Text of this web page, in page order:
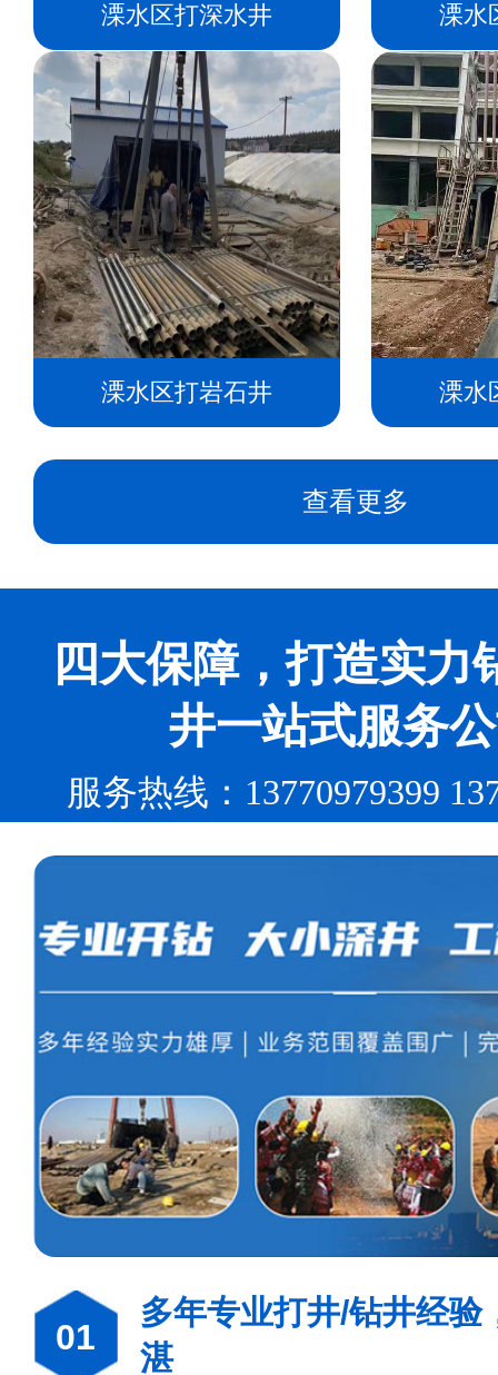
溧水区打深水井 溧水
溧水区打岩石井 溧水
查看更多
四大保障，打造实力
井一站式服务
服务热线：13770979399
01
多年专业打井/钻井经验
湛